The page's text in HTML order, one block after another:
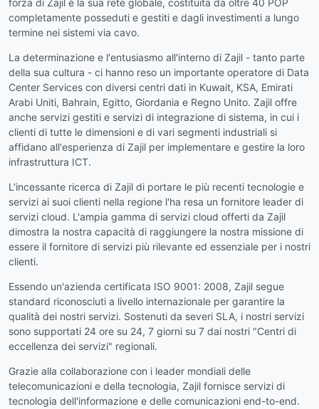
forza di Zajil è la sua rete globale, costituita da oltre 40 POP
completamente posseduti e gestiti e dagli investimenti a lungo
termine nei sistemi via cavo.
La determinazione e l'entusiasmo all'interno di Zajil - tanto parte
della sua cultura - ci hanno reso un importante operatore di Data
Center Services con diversi centri dati in Kuwait, KSA, Emirati
Arabi Uniti, Bahrain, Egitto, Giordania e Regno Unito. Zajil offre
anche servizi gestiti e servizi di integrazione di sistema, in cui i
clienti di tutte le dimensioni e di vari segmenti industriali si
affidano all'esperienza di Zajil per implementare e gestire la loro
infrastruttura ICT.
L'incessante ricerca di Zajil di portare le più recenti tecnologie e
servizi ai suoi clienti nella regione l'ha resa un fornitore leader di
servizi cloud. L'ampia gamma di servizi cloud offerti da Zajil
dimostra la nostra capacità di raggiungere la nostra missione di
essere il fornitore di servizi più rilevante ed essenziale per i nostri
clienti.
Essendo un'azienda certificata ISO 9001: 2008, Zajil segue
standard riconosciuti a livello internazionale per garantire la
qualità dei nostri servizi. Sostenuti da severi SLA, i nostri servizi
sono supportati 24 ore su 24, 7 giorni su 7 dai nostri "Centri di
eccellenza dei servizi" regionali.
Grazie alla collaborazione con i leader mondiali delle
telecomunicazioni e della tecnologia, Zajil fornisce servizi di
tecnologia dell'informazione e delle comunicazioni end-to-end.